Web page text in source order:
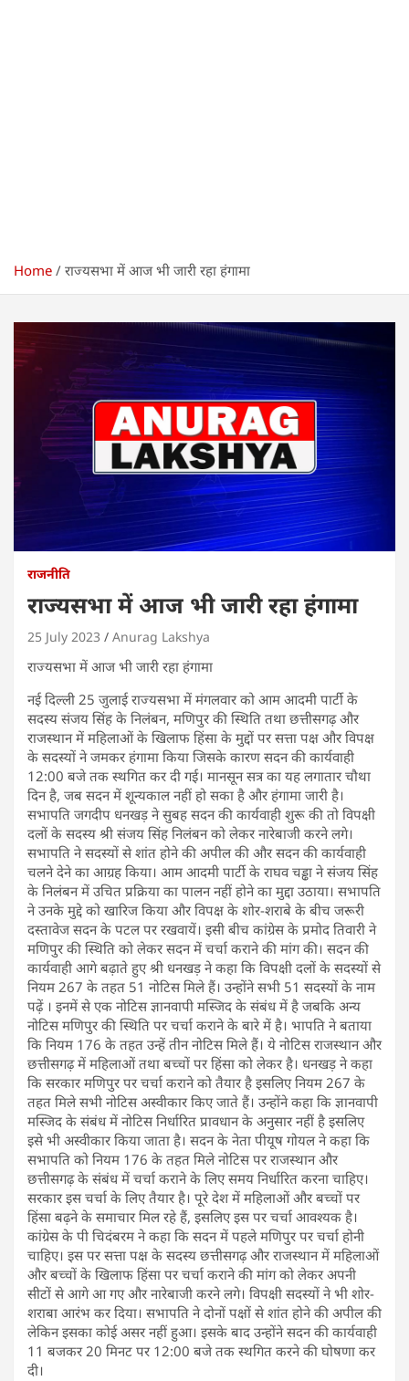
Home राज्यसभा में आज भी जारी रहा हंगामा
राजनीति
राज्यसभा में आज भी जारी रहा हंगामा
25 July 2023 Anurag Lakshya
राज्यसभा में आज भी जारी रहा हंगामा
नई दिल्ली 25 जुलाई राज्यसभा में मंगलवार को आम आदमी पार्टी के
सदस्य संजय सिंह के निलंबन, मणिपुर की स्थिति तथा छत्तीसगढ़ और
राजस्थान में महिलाओं के खिलाफ हिंसा के मुद्दों पर सत्ता पक्ष और विपक्ष
के सदस्यों ने जमकर हंगामा किया जिसके कारण सदन की कार्यवाही
12:00 बजे तक स्थगित कर दी गई। मानसून सत्र का यह लगातार चौथा
दिन है, जब सदन में शून्यकाल नहीं हो सका है और हंगामा जारी है।
सभापति जगदीप धनखड़ ने सुबह सदन की कार्यवाही शुरू की तो विपक्षी
दलों के सदस्य श्री संजय सिंह निलंबन को लेकर नारेबाजी करने लगे।
सभापति ने सदस्यों से शांत होने की अपील की और सदन की कार्यवाही
चलने देने का आग्रह किया। आम आदमी पार्टी के राघव चड्ढा ने संजय सिंह
के निलंबन में उचित प्रक्रिया का पालन नहीं होने का मुद्दा उठाया। सभापति
ने उनके मुद्दे को खारिज किया और विपक्ष के शोर-शराबे के बीच जरूरी
दस्तावेज सदन के पटल पर रखवायें। इसी बीच कांग्रेस के प्रमोद तिवारी ने
मणिपुर की स्थिति को लेकर सदन में चर्चा कराने की मांग की। सदन की
कार्यवाही आगे बढ़ाते हुए श्री धनखड़ ने कहा कि विपक्षी दलों के सदस्यों से
नियम 267 के तहत 51 नोटिस मिले हैं। उन्होंने सभी 51 सदस्यों के नाम
पढ़ें । इनमें से एक नोटिस ज्ञानवापी मस्जिद के संबंध में है जबकि अन्य
नोटिस मणिपुर की स्थिति पर चर्चा कराने के बारे में है। भापति ने बताया
कि नियम 176 के तहत उन्हें तीन नोटिस मिले हैं। ये नोटिस राजस्थान और
छत्तीसगढ़ में महिलाओं तथा बच्चों पर हिंसा को लेकर है। धनखड़ ने कहा
कि सरकार मणिपुर पर चर्चा कराने को तैयार है इसलिए नियम 267 के
तहत मिले सभी नोटिस अस्वीकार किए जाते हैं। उन्होंने कहा कि ज्ञानवापी
मस्जिद के संबंध में नोटिस निर्धारित प्रावधान के अनुसार नहीं है इसलिए
इसे भी अस्वीकार किया जाता है। सदन के नेता पीयूष गोयल ने कहा कि
सभापति को नियम 176 के तहत मिले नोटिस पर राजस्थान और
छत्तीसगढ़ के संबंध में चर्चा कराने के लिए समय निर्धारित करना चाहिए।
सरकार इस चर्चा के लिए तैयार है। पूरे देश में महिलाओं और बच्चों पर
हिंसा बढ़ने के समाचार मिल रहे हैं, इसलिए इस पर चर्चा आवश्यक है।
कांग्रेस के पी चिदंबरम ने कहा कि सदन में पहले मणिपुर पर चर्चा होनी
चाहिए। इस पर सत्ता पक्ष के सदस्य छत्तीसगढ़ और राजस्थान में महिलाओं
और बच्चों के खिलाफ हिंसा पर चर्चा कराने की मांग को लेकर अपनी
सीटों से आगे आ गए और नारेबाजी करने लगे। विपक्षी सदस्यों ने भी शोर-
शराबा आरंभ कर दिया। सभापति ने दोनों पक्षों से शांत होने की अपील की
लेकिन इसका कोई असर नहीं हुआ। इसके बाद उन्होंने सदन की कार्यवाही
11 बजकर 20 मिनट पर 12:00 बजे तक स्थगित करने की घोषणा कर
दी।